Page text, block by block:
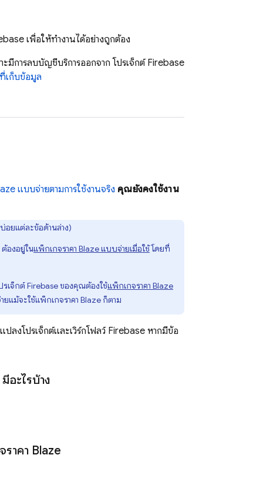
เพื่อให้ทำงานได้อย่างถูกต้อง
มีการลบบัญชีบริการออกจาก โปรเจ็กต์ Firebase
เก็บข้อมูล
แบบจ่ายตามการใช้งานจริง คุณยังคงใช้งาน
อยแต่ละข้อด้านล่าง)
ต้องอยู่ในแพ็กเกจราคา Blaze แบบจ่ายเมื่อใช้โดยที่
รเจ็กต์ Firebase ของคุณต้องใช้แพ็กเกจราคา Blaze
แม้จะใช้แพ็กเกจราคา Blaze ก็ตาม
ปลงโปรเจ็กต์และเวิร์กโฟลว์ Firebase หากมีข้อ
มีอะไรบ้าง
ราคา Blaze